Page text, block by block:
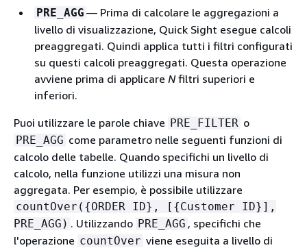
PRE_AGG — Prima di calcolare le aggregazioni a
livello di visualizzazione, Quick Sight esegue calcoli
preaggregati. Quindi applica tutti i filtri configurati
su questi calcoli preaggregati. Questa operazione
avviene prima di applicare Nfiltri superiori e
inferiori.
Puoi utilizzare le parole chiave PRE_FILTER o
PRE_AGG come parametro nelle seguenti funzioni di
calcolo delle tabelle. Quando specifichi un livello di
calcolo, nella funzione utilizzi una misura non
aggregata. Per esempio, è possibile utilizzare
countOver( {ORDER ID}, [ {Customer ID}],
PRE_AGG) . Utilizzando PRE_AGG , specifichi che
l'operazione countOver viene eseguita a livello di